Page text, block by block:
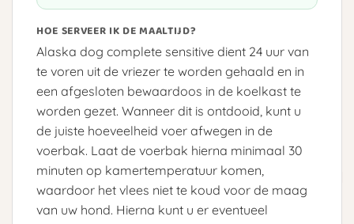
HOE SERVEER IK DE MAALTIJD?
Alaska dog complete sensitive dient 24 uur van
te voren uit de vriezer te worden gehaald en in
een afgesloten bewaardoos in de koelkast te
worden gezet. Wanneer dit is ontdooid, kunt u
de juiste hoeveelheid voer afwegen in de
voerbak. Laat de voerbak hierna minimaal 30
minuten op kamertemperatuur komen,
waardoor het vlees niet te koud voor de maag
van uw hond. Hierna kunt u er eventueel